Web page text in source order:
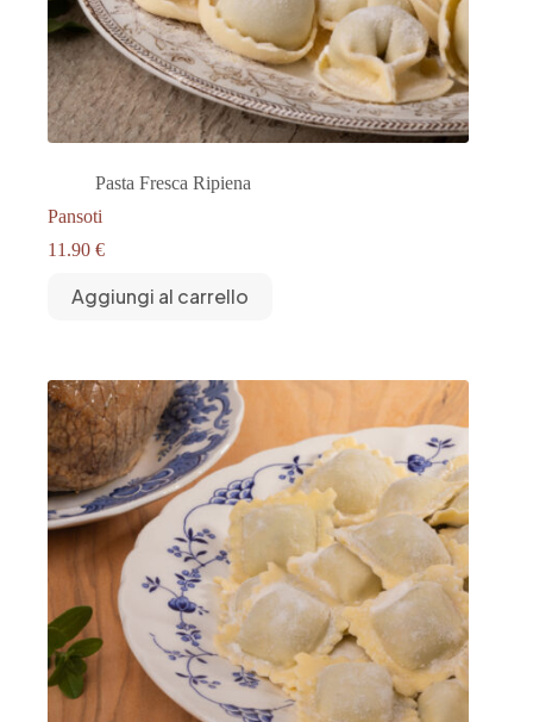
Pasta Fresca Ripiena
Pansoti
11.90 €
Aggiungi al carrello